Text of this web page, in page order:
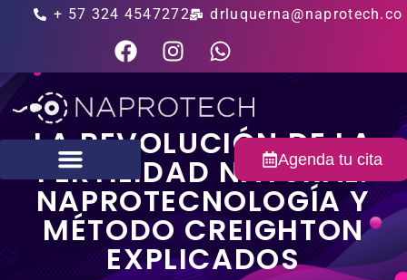
+ 57 324 4547272 drluquerna@naprotech.co
Agenda tu cita
LA REVOLUCIÓN DE LA
FERTILIDAD NATURAL:
NAPROTECNOLOGÍA Y
MÉTODO CREIGHTON
EXPLICADOS